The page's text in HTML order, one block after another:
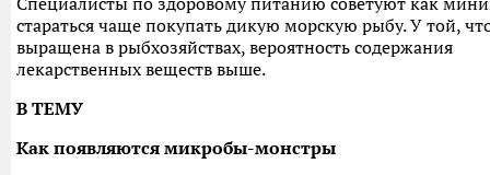
стараться чаще покупать дикую морскую рыбу. У той,
выращена в рыбхозяйствах, вероятность содержания
лекарственных веществ выше.
В ТЕМУ
Как появляются микробы-монстры